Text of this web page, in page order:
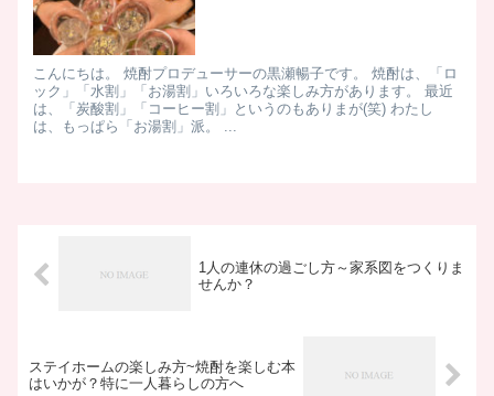
こんにちは。 焼酎プロデューサーの黒瀬暢子です。 焼酎は、「ロ
ック」「水割」「お湯割」いろいろな楽しみ方があります。 最近
は、「炭酸割」「コーヒー割」というのもありまが(笑) わたし
は、もっぱら「お湯割」派。 ...
1人の連休の過ごし方～家系図をつくりま
せんか？
ステイホームの楽しみ方~焼酎を楽しむ本
はいかが？特に一人暮らしの方へ